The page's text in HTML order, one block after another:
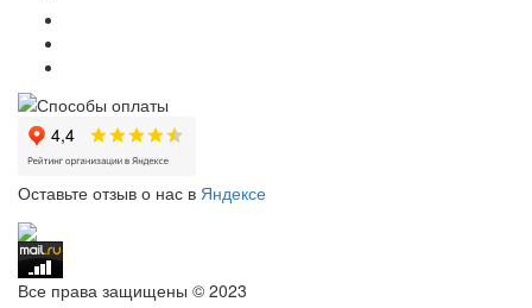
Оставьте отзыв о нас в Яндексе
Все права защищены © 2023